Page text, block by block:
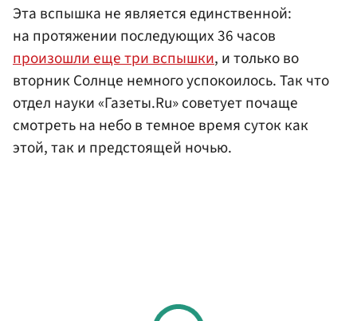
Эта вспышка не является единственной:
на протяжении последующих 36 часов
произошли еще три вспышки, и только во
вторник Солнце немного успокоилось. Так что
отдел науки «Газеты.Ru» советует почаще
смотреть на небо в темное время суток как
этой, так и предстоящей ночью.